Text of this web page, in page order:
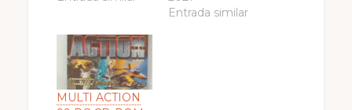
Entrada similar
MULTI ACTION